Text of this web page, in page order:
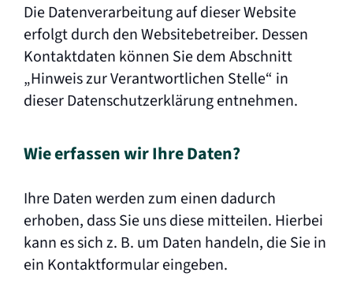
Die Datenverarbeitung auf dieser Website
erfolgt durch den Websitebetreiber. Dessen
Kontaktdaten können Sie dem Abschnitt
„Hinweis zur Verantwortlichen Stelle“ in
dieser Datenschutzerklärung entnehmen.
Wie erfassen wir Ihre Daten?
Ihre Daten werden zum einen dadurch
erhoben, dass Sie uns diese mitteilen. Hierbei
kann es sich z. B. um Daten handeln, die Sie in
ein Kontaktformular eingeben.